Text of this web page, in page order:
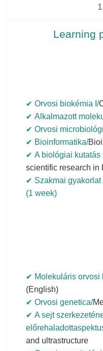
Learning
Orvosi biokémia I/
Alkalmazott
Orvosi
Bioinformatika/
A biológiai kutatás
scientific research in
Szakmai
(1 week)
Molekuláris
(English)
Orvosi genetica/
A sejt
and ultrastructure